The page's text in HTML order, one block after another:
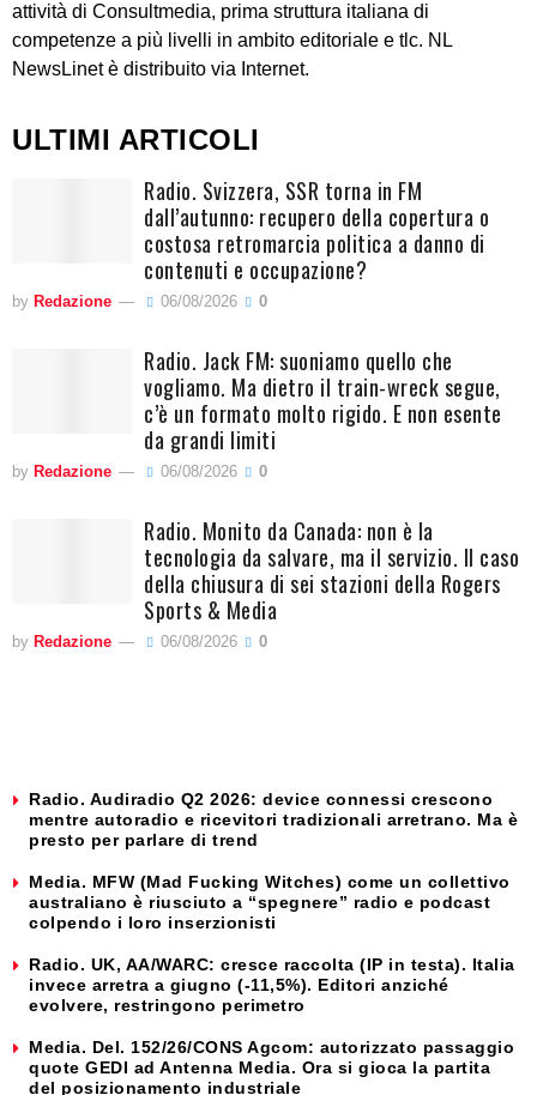
attività di Consultmedia, prima struttura italiana di
competenze a più livelli in ambito editoriale e tlc. NL
NewsLinet è distribuito via Internet.
ULTIMI ARTICOLI
Radio. Svizzera, SSR torna in FM
dall’autunno: recupero della copertura o
costosa retromarcia politica a danno di
contenuti e occupazione?
by Redazione 06/08/2026 0
Radio. Jack FM: suoniamo quello che
vogliamo. Ma dietro il train-wreck segue,
c’è un formato molto rigido. E non esente
da grandi limiti
by Redazione 06/08/2026 0
Radio. Monito da Canada: non è la
tecnologia da salvare, ma il servizio. Il caso
della chiusura di sei stazioni della Rogers
Sports & Media
by Redazione 06/08/2026 0
Radio. Audiradio Q2 2026: device connessi crescono
mentre autoradio e ricevitori tradizionali arretrano. Ma è
presto per parlare di trend
Media. MFW (Mad Fucking Witches) come un collettivo
australiano è riusciuto a “spegnere” radio e podcast
colpendo i loro inserzionisti
Radio. UK, AA/WARC: cresce raccolta (IP in testa). Italia
invece arretra a giugno (-11,5%). Editori anziché
evolvere, restringono perimetro
Media. Del. 152/26/CONS Agcom: autorizzato passaggio
quote GEDI ad Antenna Media. Ora si gioca la partita
del posizionamento industriale